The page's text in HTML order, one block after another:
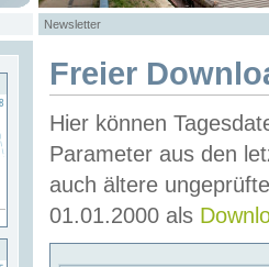
Newsletter
Freier
Hier können
Parameter aus den
auch ältere
01.01.2000 als